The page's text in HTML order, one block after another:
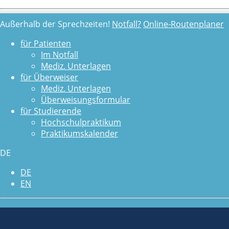
Außerhalb der Sprechzeiten! Notfall? Online-Routenplaner
für Patienten
Im Notfall
Mediz. Unterlagen
für Überweiser
Mediz. Unterlagen
Überweisungsformular
für Studierende
Hochschulpraktikum
Praktikumskalender
DE
DE
EN
Tiermedizinische Kooperation
mit der Wilhelma Stuttgart
Auch die Tiere der Wilhelma brauchen bei
selten.